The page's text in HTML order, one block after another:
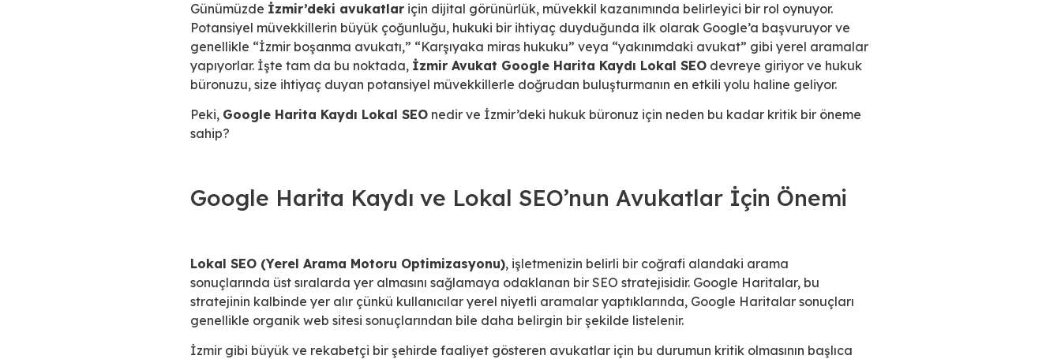
Günümüzde İzmir’deki avukatlariçin dijital görünürlük, müvekkil kazanımında belirleyici bir rol oynuyor.
Potansiyel müvekkillerin büyük çoğunluğu, hukuki bir ihtiyaç duyduğunda ilk olarak Google’a başvuruyor ve
genellikle “İzmir boşanma avukatı,” “Karşıyaka miras hukuku” veya “yakınımdaki avukat” gibi yerel aramalar
yapıyorlar. İşte tam da bu noktada, İzmir Avukat Google Harita Kaydı Lokal SEOdevreye giriyor ve hukuk
büronuzu, size ihtiyaç duyan potansiyel müvekkillerle doğrudan buluşturmanın en etkili yolu haline geliyor.
Peki, Google Harita Kaydı Lokal SEOnedir ve İzmir’deki hukuk büronuz için neden bu kadar kritik bir öneme
sahip?
Google Harita Kaydı ve Lokal SEO’nun Avukatlar İçin Önemi
Lokal SEO (Yerel Arama Motoru Optimizasyonu), işletmenizin belirli bir coğrafi alandaki arama
sonuçlarında üst sıralarda yer almasını sağlamaya odaklanan bir SEO stratejisidir. Google Haritalar, bu
stratejinin kalbinde yer alır çünkü kullanıcılar yerel niyetli aramalar yaptıklarında, Google Haritalar sonuçları
genellikle organik web sitesi sonuçlarından bile daha belirgin bir şekilde listelenir.
İzmir gibi büyük ve rekabetçi bir şehirde faaliyet gösteren avukatlar için bu durumun kritik olmasının başlıca